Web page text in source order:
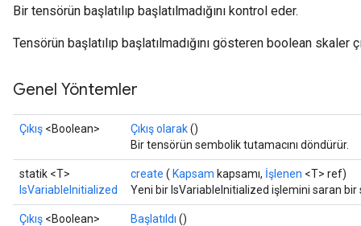
Bir tensörün başlatılıp başlatılmadığını kontrol eder.
Tensörün başlatılıp başlatılmadığını gösteren boolean skaler
Genel Yöntemler
Çıkış <Boolean> Çıkış olarak()
Bir tensörün sembolik tutamacını döndürür.
statik <T>
IsVariableInitialized
create ( Kapsam kapsamı, İşlenen <T> ref)
Yeni bir IsVariableInitialized işlemini saran
Çıkış <Boolean> Başlatıldı ()